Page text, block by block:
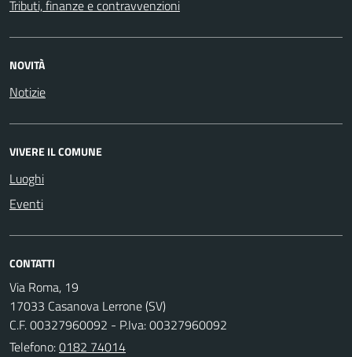
Tributi, finanze e contravvenzioni
NOVITÀ
Notizie
VIVERE IL COMUNE
Luoghi
Eventi
CONTATTI
Via Roma, 19
17033 Casanova Lerrone (SV)
C.F. 00327960092 - P.Iva: 00327960092
Telefono:0182 74014